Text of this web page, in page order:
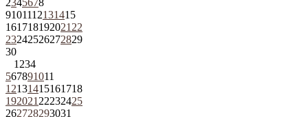
9101112131415
161718192021 22
23242526272829
30
1 234
567891011
12131415161718
192021 22232425
262728293031